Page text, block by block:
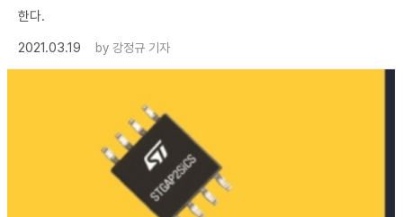
한다.
2021.03.19
by 강정규 기자